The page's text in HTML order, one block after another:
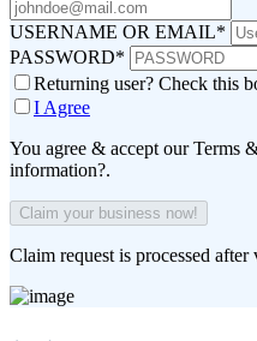
USERNAME OR EMAIL*
PASSWORD*
Returning user? Check this
I Agree
You agree & accept our Terms
information?.
Claim request is processed